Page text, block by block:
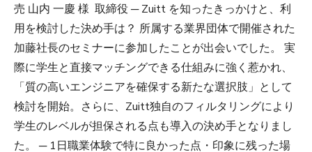
売 山内 一慶 様 取締役 ─ Zuitt を知ったきっかけと、利
用を検討した決め手は？ 所属する業界団体で開催された
加藤社長のセミナーに参加したことが出会いでした。 実
際に学生と直接マッチングできる仕組みに強く惹かれ、
「質の高いエンジニアを確保する新たな選択肢」として
検討を開始。さらに、Zuitt独自のフィルタリングにより
学生のレベルが担保される点も導入の決め手となりまし
た。 ─ 1日職業体験で特に良かった点・印象に残った場